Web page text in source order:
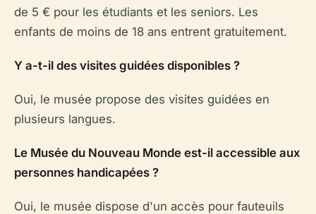
de 5 € pour les étudiants et les seniors. Les
enfants de moins de 18 ans entrent gratuitement.
Y a-t-il des visites guidées disponibles ?
Oui, le musée propose des visites guidées en
plusieurs langues.
Le Musée du Nouveau Monde est-il accessible aux
personnes handicapées ?
Oui, le musée dispose d'un accès pour fauteuils